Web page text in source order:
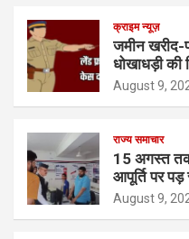
क्राइम न्यूज़
जमीन खरीद-
धोखाधड़ी
August 9,
राज्य समाचार
15 अगस्त तक
आपूर्ति पर
August 9,